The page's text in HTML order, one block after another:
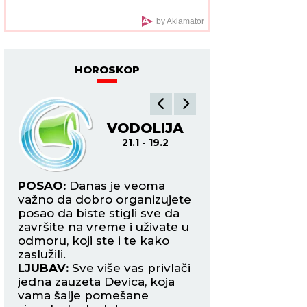
by Aklamator
HOROSKOP
VODOLIJA
21.1 - 19.2
POSAO: Danas je veoma
važno da dobro organizujete
posao da biste stigli sve da
završite na vreme i uživate u
odmoru, koji ste i te kako
zaslužili.
LJUBAV: Sve više vas privlači
jedna zauzeta Devica, koja
vama šalje pomešane